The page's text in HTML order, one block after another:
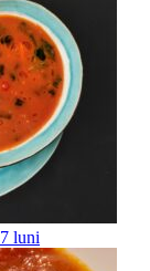
7 luni